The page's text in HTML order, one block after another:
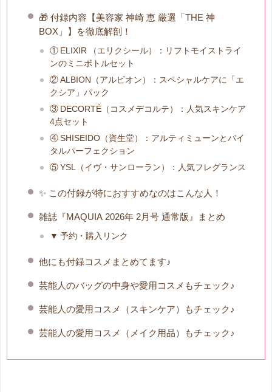
🎁 付録内容【美容家 神崎 恵 厳選「THE 神
BOX」】を徹底解剖！
① ELIXIR （エリクシール）：リフトモイストライ
ンのミニボトルセット
② ALBION（アルビオン）：スペシャルケアに「エ
クシア」パック
③ DECORTÉ（コスメデコルテ）：人気スキンケア
4点セット
④ SHISEIDO（資生堂）：アルティミューンとバイ
タルパーフェクション
⑤ YSL（イヴ・サンローラン）：人気フレグランス
✨ この付録が特におすすめなのはこんな人！
雑誌『MAQUIA 2026年 2月号 通常版』まとめ
▼ 予約・購入リンク
他にも付録コスメまとめてます♪
芸能人のバッグの中身や愛用コスメもチェック♪
芸能人の愛用コスメ（スキンケア）もチェック♪
芸能人の愛用コスメ（メイク用品）もチェック♪